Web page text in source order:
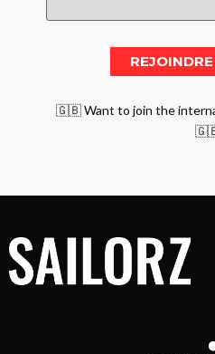
🇬🇧 Want to join the